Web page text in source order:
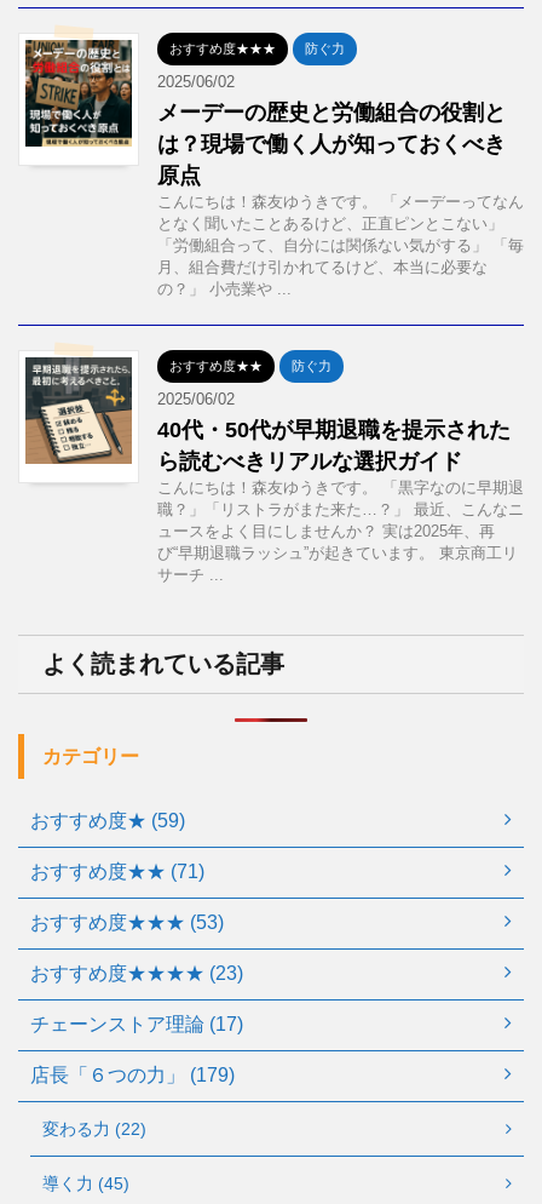
おすすめ度★★★ 防ぐ力
2025/06/02
メーデーの歴史と労働組合の役割と
は？現場で働く人が知っておくべき
原点
こんにちは！森友ゆうきです。 「メーデーってなん
となく聞いたことあるけど、正直ピンとこない」
「労働組合って、自分には関係ない気がする」 「毎
月、組合費だけ引かれてるけど、本当に必要な
の？」 小売業や ...
おすすめ度★★ 防ぐ力
2025/06/02
40代・50代が早期退職を提示された
ら読むべきリアルな選択ガイド
こんにちは！森友ゆうきです。 「黒字なのに早期退
職？」「リストラがまた来た…？」 最近、こんなニ
ュースをよく目にしませんか？ 実は2025年、再
び“早期退職ラッシュ”が起きています。 東京商工リ
サーチ ...
よく読まれている記事
カテゴリー
おすすめ度★ (59)
おすすめ度★★ (71)
おすすめ度★★★ (53)
おすすめ度★★★★ (23)
チェーンストア理論 (17)
店長「６つの力」 (179)
変わる力 (22)
導く力 (45)